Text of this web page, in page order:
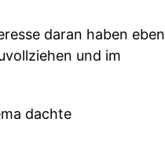
daran haben eben
und im
dachte